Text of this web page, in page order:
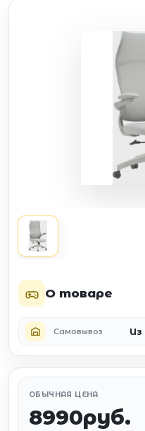
О товаре
Самовывоз Из
ОБЫЧНАЯ ЦЕНА
8990руб.